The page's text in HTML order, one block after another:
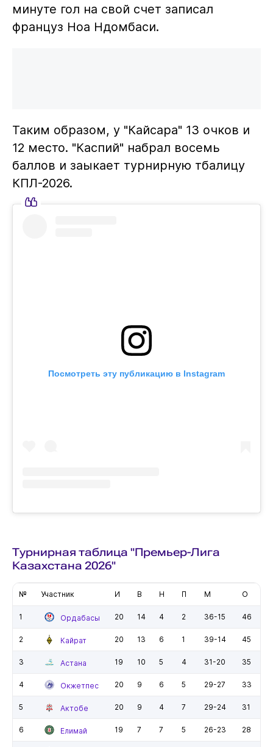
минуте гол на свой счет записал
француз Ноа Ндомбаси.
Таким образом, у "Кайсара" 13 очков и
12 место. "Каспий" набрал восемь
баллов и заыкает турнирную тбалицу
КПЛ-2026.
Посмотреть эту публикацию в Instagram
Турнирная таблица "Премьер-Лига
Казахстана 2026"
№ Участник И В Н П М О
1 Ордабасы 20 14 4 2 36-15 46
2 Кайрат 20 13 6 1 39-14 45
3 Астана 19 10 5 4 31-20 35
4 Окжетпес 20 9 6 5 29-27 33
5 Актобе 20 9 4 7 29-24 31
6 Елимай 19 7 7 5 26-23 28